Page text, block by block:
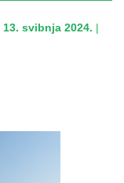
13. svibnja 2024. |